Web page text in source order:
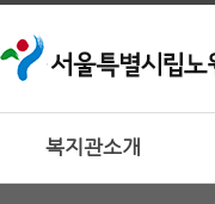
복지관소개